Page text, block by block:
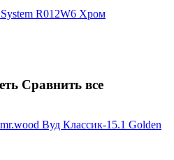
R012W6 Хром
Сравнить все
Вуд Классик-15.1 Golden